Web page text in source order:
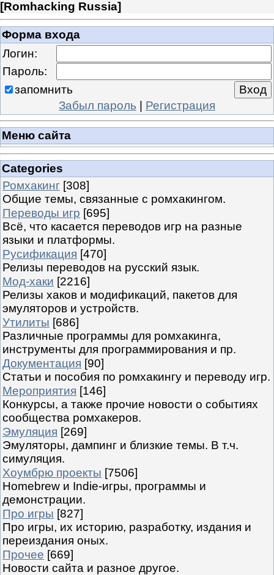
[Romhacking Russia]
Форма входа
Логин:
Пароль:
запомнить
Забыл пароль | Регистрация
Меню сайта
Categories
Ромхакинг [308]
Общие темы, связанные с ромхакингом.
Переводы игр [695]
Всё, что касается переводов игр на разные
языки и платформы.
Русификация [470]
Релизы переводов на русский язык.
Мод-хаки [2216]
Релизы хаков и модификаций, пакетов для
эмуляторов и устройств.
Утилиты [686]
Различные программы для ромхакинга,
инструменты для программирования и пр.
Документация [90]
Статьи и пособия по ромхакингу и переводу игр.
Мероприятия [146]
Конкурсы, а также прочие новости о событиях
сообщества ромхакеров.
Эмуляция [269]
Эмуляторы, дампинг и близкие темы. В т.ч.
симуляция.
Хоумбрю проекты [7506]
Homebrew и Indie-игры, программы и
демонстрации.
Про игры [827]
Про игры, их историю, разработку, издания и
переиздания оных.
Прочее [669]
Новости сайта и разное другое.